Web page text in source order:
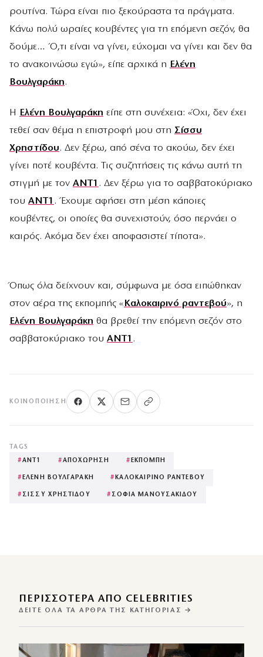
ρουτίνα. Τώρα είναι πιο ξεκούραστα τα πράγματα.
Κάνω πολύ ωραίες κουβέντες για τη επόμενη σεζόν, θα
δούμε… Ό,τι είναι να γίνει, εύχομαι να γίνει και δεν θα
το ανακοινώσω εγώ», είπε αρχικά η Ελένη
Βουλγαράκη.
Η Ελένη Βουλγαράκη είπε στη συνέχεια: «Όχι, δεν έχει
τεθεί σαν θέμα η επιστροφή μου στη Σίσσυ
Χρηστίδου. Δεν ξέρω, από σένα το ακούω, δεν έχει
γίνει ποτέ κουβέντα. Τις συζητήσεις τις κάνω αυτή τη
στιγμή με τον ΑΝΤ1 . Δεν ξέρω για το σαββατοκύριακο
του ΑΝΤ1 . Έχουμε αφήσει στη μέση κάποιες
κουβέντες, οι οποίες θα συνεχιστούν, όσο περνάει ο
καιρός. Ακόμα δεν έχει αποφασιστεί τίποτα».
Όπως όλα δείχνουν και, σύμφωνα με όσα ειπώθηκαν
στον αέρα της εκπομπής « Καλοκαιρινό ραντεβού», η
Ελένη Βουλγαράκη θα βρεθεί την επόμενη σεζόν στο
σαββατοκύριακο του ΑΝΤ1 .
ΚΟΙΝΟΠΟΊΗΣΗ
TAGS
#ΑΝΤ1 #ΑΠΟΧΩΡΗΣΗ # ΕΚΠΟΜΠΗ
# ΕΛΕΝΗ ΒΟΥΛΓΑΡΑΚΗ # ΚΑΛΟΚΑΙΡΙΝΟ ΡΑΝΤΕΒΟΥ
# ΣΙΣΣΥ ΧΡΗΣΤΙΔΟΥ # ΣΟΦΙΑ ΜΑΝΟΥΣΑΚΙΔΟΥ
ΠΕΡΙΣΣΌΤΕΡΑ ΑΠΌ CELEBRITIES
ΔΕΊΤΕ ΌΛΑ ΤΑ ΆΡΘΡΑ ΤΗΣ ΚΑΤΗΓΟΡΊΑΣ →